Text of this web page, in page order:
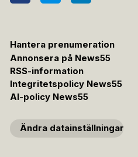
Hantera prenumeration
Annonsera på News55
RSS-information
Integritetspolicy News55
AI-policy News55
Ändra datainställningar